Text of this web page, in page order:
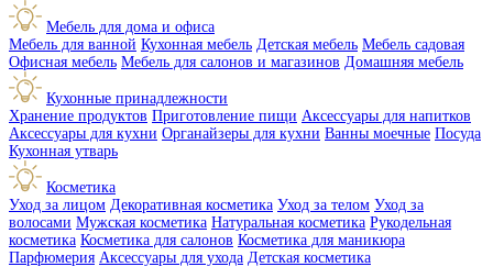
Мебель для дома и офиса
Мебель для ванной Кухонная мебель Детская мебель Мебель садовая
Офисная мебель Мебель для салонов и магазинов Домашняя мебель
Кухонные принадлежности
Хранение продуктов Приготовление пищи Аксессуары для напитков
Аксессуары для кухни Органайзеры для кухни Ванны моечные Посуда
Кухонная утварь
Косметика
Уход за лицом Декоративная косметика Уход за телом Уход за
волосами Мужская косметика Натуральная косметика Рукодельная
косметика Косметика для салонов Косметика для маникюра
Парфюмерия Аксессуары для ухода Детская косметика